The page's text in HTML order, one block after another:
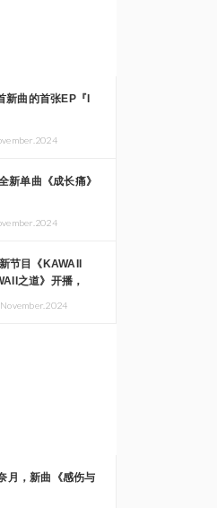
新曲的首张EP『I
新单曲《成长痛》
节目《KAWAII
之道》开播，
月，新曲《感伤与